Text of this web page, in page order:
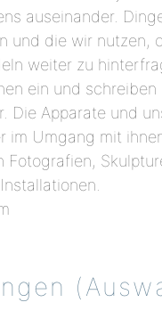
auseinander.
und die wir nutzen,
weiter zu
ein und schreiben
Die Apparate und
im Umgang mit
Fotografien,